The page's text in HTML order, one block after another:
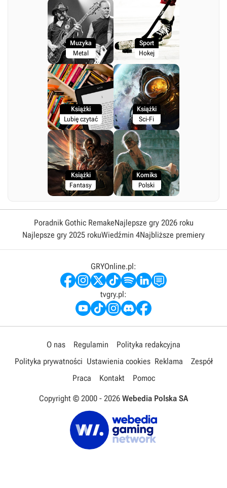
Muzyka
Metal
Sport
Hokej
Książki
Lubię czytać
Książki
Sci-Fi
Książki
Fantasy
Komiks
Polski
Poradnik Gothic RemakeNajlepsze gry 2026 roku
Najlepsze gry 2025 rokuWiedźmin 4Najbliższe premiery
GRYOnline.pl:
tvgry.pl:
O nas Regulamin
Polityka redakcyjna
Polityka prywatności Ustawienia cookies Reklama
Zespół
Praca
Kontakt Pomoc
Copyright © 2000 - 2026 Webedia Polska SA